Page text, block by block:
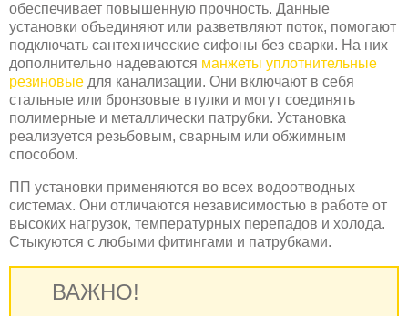
обеспечивает повышенную прочность. Данные
установки объединяют или разветвляют поток, помогают
подключать сантехнические сифоны без сварки. На них
дополнительно надеваются манжеты уплотнительные
резиновые для канализации. Они включают в себя
стальные или бронзовые втулки и могут соединять
полимерные и металлически патрубки. Установка
реализуется резьбовым, сварным или обжимным
способом.
ПП установки применяются во всех водоотводных
системах. Они отличаются независимостью в работе от
высоких нагрузок, температурных перепадов и холода.
Стыкуются с любыми фитингами и патрубками.
ВАЖНО!